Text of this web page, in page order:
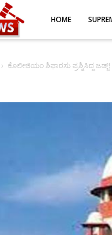
HOME
› ಕೊಲೀಜಿಯಂ ಶಿಫಾರಸು ಪ್ರಶ್ನಿಸಿದ್ದ